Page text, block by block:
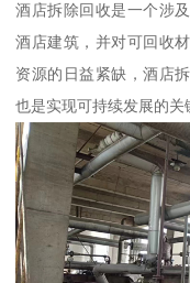
酒店拆除回收是一个涉
酒店建筑，并对可回收
资源的日益紧缺，酒店
也是实现可持续发展的关